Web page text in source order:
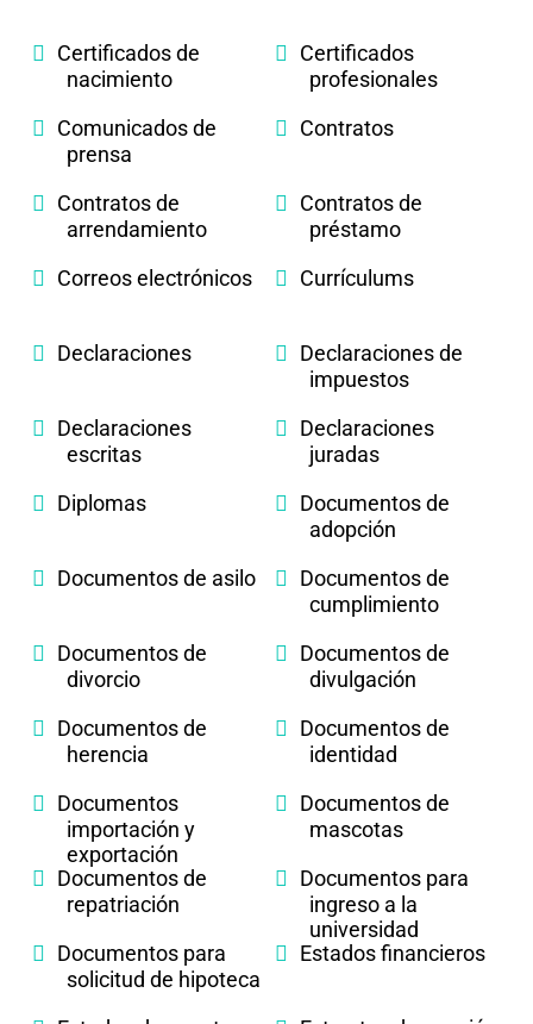
Certificados de
nacimiento
Certificados
profesionales
Comunicados de
prensa
Contratos
Contratos de
arrendamiento
Contratos de
préstamo
Correos electrónicos
Currículums
Declaraciones
Declaraciones de
impuestos
Declaraciones
escritas
Declaraciones
juradas
Diplomas
Documentos de
adopción
Documentos de asilo
Documentos de
cumplimiento
Documentos de
divorcio
Documentos de
divulgación
Documentos de
herencia
Documentos de
identidad
Documentos
importación y
exportación
Documentos de
mascotas
Documentos de
repatriación
Documentos para
ingreso a la
universidad
Documentos para
solicitud de hipoteca
Estados financieros